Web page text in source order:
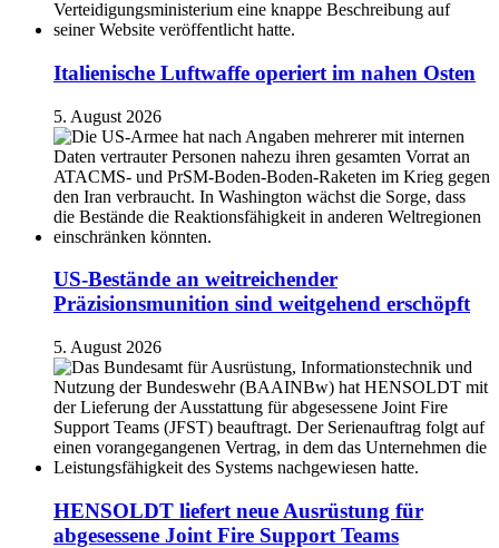
Italienische Luftwaffe operiert im nahen Osten
5. August 2026
US-Bestände an weitreichender
Präzisionsmunition sind weitgehend erschöpft
5. August 2026
HENSOLDT liefert neue Ausrüstung für
abgesessene Joint Fire Support Teams